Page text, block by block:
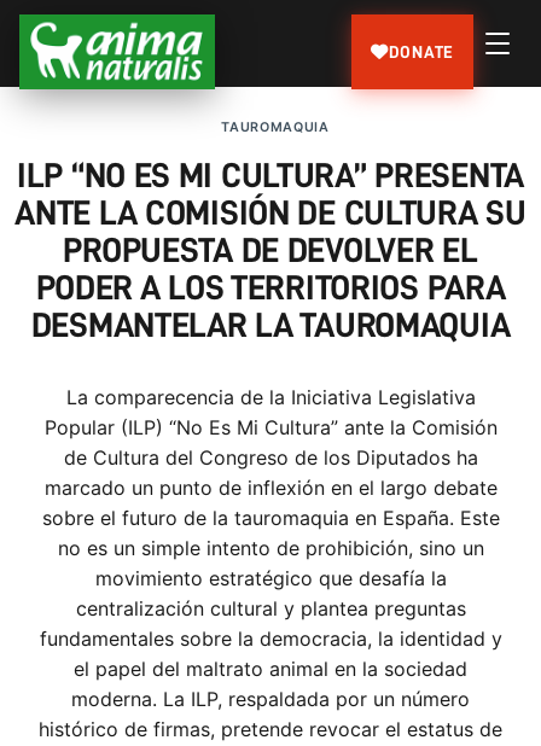
DONATE
TAUROMAQUIA
ILP “NO ES MI CULTURA” PRESENTA
ANTE LA COMISIÓN DE CULTURA SU
PROPUESTA DE DEVOLVER EL
PODER A LOS TERRITORIOS PARA
DESMANTELAR LA TAUROMAQUIA
La comparecencia de la Iniciativa Legislativa
Popular (ILP) “No Es Mi Cultura” ante la Comisión
de Cultura del Congreso de los Diputados ha
marcado un punto de inflexión en el largo debate
sobre el futuro de la tauromaquia en España. Este
no es un simple intento de prohibición, sino un
movimiento estratégico que desafía la
centralización cultural y plantea preguntas
fundamentales sobre la democracia, la identidad y
el papel del maltrato animal en la sociedad
moderna. La ILP, respaldada por un número
histórico de firmas, pretende revocar el estatus de